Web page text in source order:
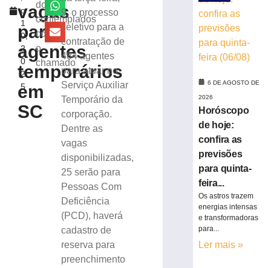
o
1
0,
2
0
2
5
vagas
para
agentes
temporários
em
SC
dos
contemplados
com
o
chamado
9, o processo
seletivo para a
contratação de
484 agentes
para atuar no
Serviço Auxiliar
Temporário da
corporação.
Dentre as
vagas
disponibilizadas,
25 serão para
Pessoas Com
Deficiência
(PCD), haverá
cadastro de
reserva para
preenchimento
após
confessar
crime
Polícia
agosto
Motorista
ferido
6 DE AGOSTO DE
2026
Horóscopo
de hoje:
confira as
previsões
para quinta-
feira...
Os astros trazem
energias intensas
e transformadoras
para...
Ler mais »